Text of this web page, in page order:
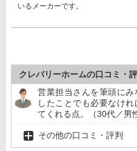
いるメーカーです。
クレバリーホームの口コミ・
営業担当さんを筆頭に
したことでも必要なけ
てくれる点。（30代／男
その他の口コミ・評判